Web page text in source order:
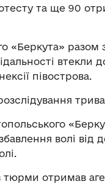
та ще 90
«Беркута» разом
втекли
півострова.
волі від
тюрми отримав